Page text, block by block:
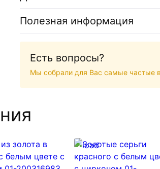
Полезная информация
Есть вопросы?
Мы собрали для Вас самые частые